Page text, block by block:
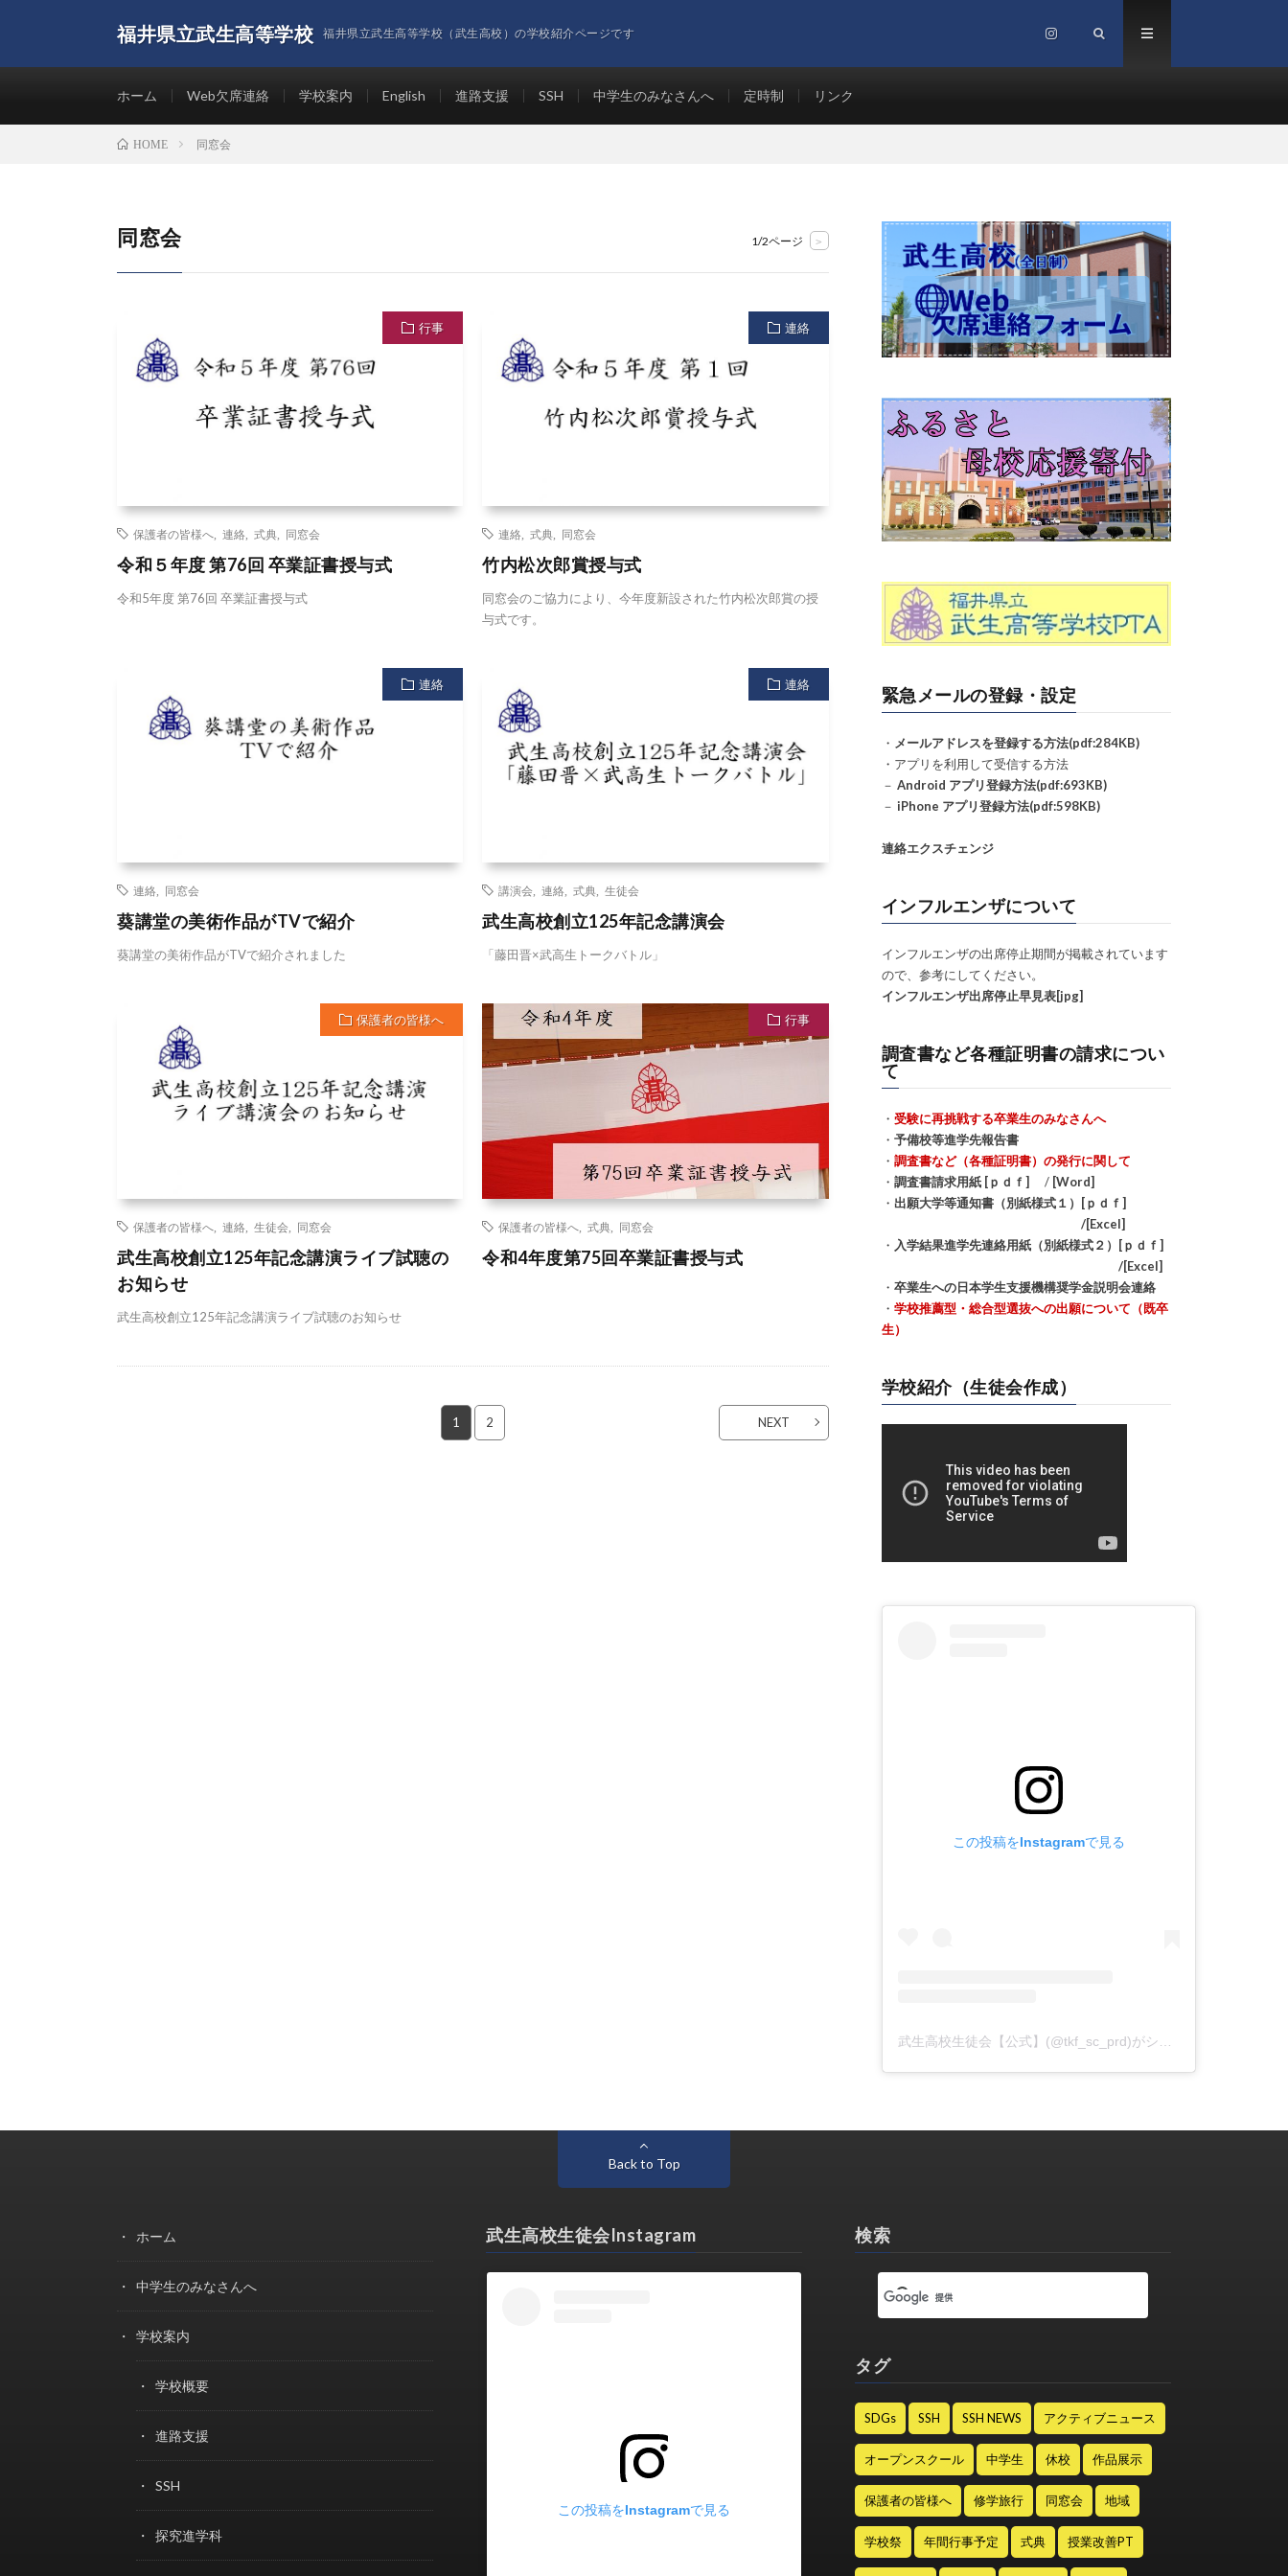
福井県立武生高等学校 福井県立武生高等学校（武生高校）の学校紹介ページです
ホーム Web欠席連絡 学校案内 English 進路支援 SSH 中学生のみなさんへ 定時制 リンク
HOME 同窓会
同窓会 1/2ページ >
行事
保護者の皆様へ 連絡 式典 同窓会
令和５年度 第76回 卒業証書授与式
令和5年度 第76回 卒業証書授与式
連絡
連絡 ,式典 同窓会
竹内松次郎賞授与式
同窓会のご協力により、今年度新設された竹内松次郎賞の授
与式です。
連絡
連絡 同窓会
葵講堂の美術作品がTVで紹介
葵講堂の美術作品がTVで紹介されました
連絡
講演会 ,連絡 ,式典 ,生徒会
武生高校創立125年記念講演会
「藤田晋×武高生トークバトル」
保護者の皆様へ
保護者の皆様へ 連絡 生徒会 同窓会
武生高校創立125年記念講演ライブ試聴の
お知らせ
武生高校創立125年記念講演ライブ試聴のお知らせ
行事
保護者の皆様へ ,式典 同窓会
令和4年度第75回卒業証書授与式
1 2 NEXT
緊急メールの登録・設定
・ メールアドレスを登録する方法(pdf:284KB)
・アプリを利用して受信する方法
－ Android アプリ登録方法(pdf:693KB)
－ iPhone アプリ登録方法(pdf:598KB)
連絡エクスチェンジ
インフルエンザについて
インフルエンザの出席停止期間が掲載されています
ので、参考にしてください。
インフルエンザ出席停止早見表[jpg]
調査書など各種証明書の請求につい
て
・ 受験に再挑戦する卒業生のみなさんへ
・ 予備校等進学先報告書
・ 調査書など（各種証明書）の発行に関して
・ 調査書請求用紙 [ｐｄｆ] / [Word]
・ 出願大学等通知書（別紙様式１）[ｐｄｆ]
/[Excel]
・ 入学結果進学先連絡用紙（別紙様式２）[ｐｄｆ]
/[Excel]
・ 卒業生への日本学生支援機構奨学金説明会連絡
・ 学校推薦型・総合型選抜への出願について（既卒
生）
学校紹介（生徒会作成）
この投稿をInstagramで見る
武生高校生徒会【公式】(@tkf_sc_prd)がシェアした投稿
Back to Top
ホーム
中学生のみなさんへ
学校案内
学校概要
進路支援
SSH
探究進学科
武生高校生徒会Instagram
この投稿をInstagramで見る
検索
タグ
SDGs SSH SSH NEWS アクティブニュース
オープンスクール 中学生 休校 作品展示
保護者の皆様へ 修学旅行 同窓会 地域
学校祭 年間行事予定 式典 授業改善PT